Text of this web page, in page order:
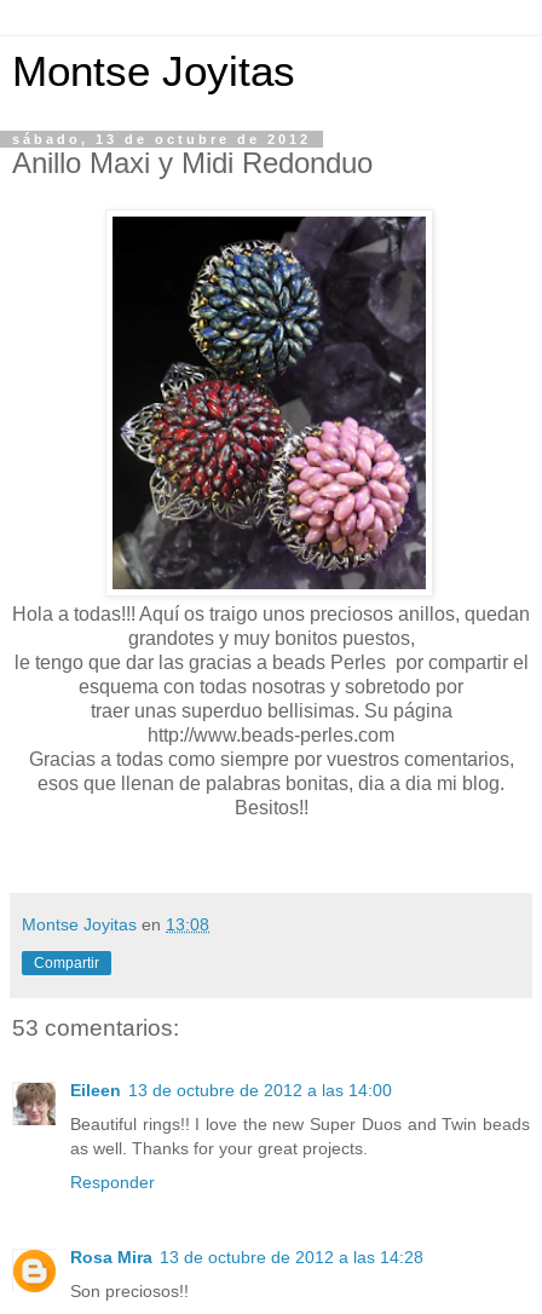
Montse Joyitas
sábado, 13 de octubre de 2012
Anillo Maxi y Midi Redonduo
Hola a todas!!! Aquí os traigo unos preciosos anillos, quedan
grandotes y muy bonitos puestos,
le tengo que dar las gracias a beads Perles por compartir el
esquema con todas nosotras y sobretodo por
traer unas superduo bellisimas. Su página
http://www.beads-perles.com
Gracias a todas como siempre por vuestros comentarios,
esos que llenan de palabras bonitas, dia a dia mi blog.
Besitos!!
Montse Joyitas en 13:08
Compartir
53 comentarios:
Eileen 13 de octubre de 2012 a las 14:00
Beautiful rings!! I love the new Super Duos and Twin beads
as well. Thanks for your great projects.
Responder
Rosa Mira 13 de octubre de 2012 a las 14:28
Son preciosos!!